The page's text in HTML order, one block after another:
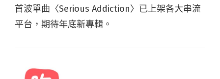
首波單曲 〈Serious Addiction〉已上架各大串流
平台，期待年底新專輯。